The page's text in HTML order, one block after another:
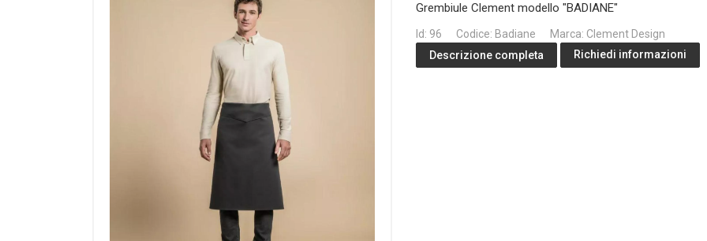
Industria - artigianato - edilizia
Calze e intimo termico
Grembiule Clement modello "BADIANE"
Id: 96 Codice: Badiane
Marca: Clement Design
Descrizione completa
Richiedi informazioni